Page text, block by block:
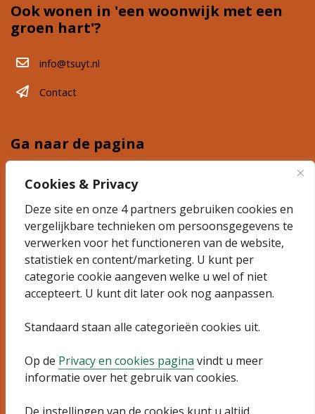
Cookies & Privacy
Deze site en onze 4 partners gebruiken cookies en
vergelijkbare technieken om persoonsgegevens te
verwerken voor het functioneren van de website,
statistiek en content/marketing. U kunt per
categorie cookie aangeven welke u wel of niet
accepteert. U kunt dit later ook nog aanpassen.
Standaard staan alle categorieën cookies uit.
Op de Privacy en cookies pagina vindt u meer
informatie over het gebruik van cookies.
Ook wonen in 'een woonwijk met een
groen hart'?
info@tsuyt.nl
Contact
Ga naar de pagina
Plannen
Ontdek 't Suyt 2
Actueel
Algemeen
Sitemap
Privacyverklaring
Toegankelijkheidsverklaring
Cookies wijzigen